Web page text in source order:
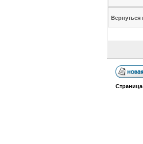
Вернуться